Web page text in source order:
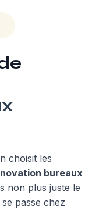
choisit les
bureaux
non plus juste le
passe chez